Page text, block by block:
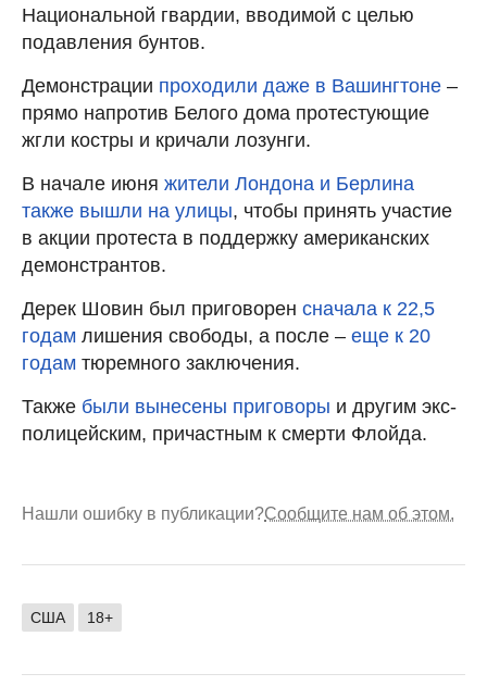
Национальной гвардии, вводимой с целью
подавления бунтов.
Демонстрации проходили даже в Вашингтоне –
прямо напротив Белого дома протестующие
жгли костры и кричали лозунги.
В начале июня жители Лондона и Берлина
также вышли на улицы, чтобы принять участие
в акции протеста в поддержку американских
демонстрантов.
Дерек Шовин был приговорен сначала к 22,5
годам лишения свободы, а после – еще к 20
годам тюремного заключения.
Также были вынесены приговоры и другим экс-
полицейским, причастным к смерти Флойда.
Нашли ошибку в публикации?Сообщите нам об этом.
США 18+